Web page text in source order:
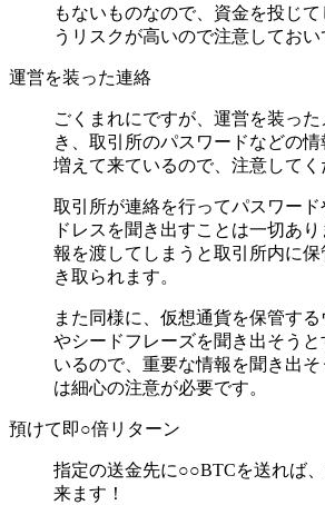
もないものなので、資金を投じ
うリスクが高いので注意しておい
運営を装った連絡
ごくまれにですが、運営を装っ
き、取引所のパスワードなどの
増えて来ているので、注意してく
取引所が連絡を行ってパスワー
ドレスを聞き出すことは一切あ
報を渡してしまうと取引所内に
き取られます。
また同様に、仮想通貨を保管す
やシードフレーズを聞き出そう
いるので、重要な情報を聞き出
は細心の注意が必要です。
預けて即○倍リターン
指定の送金先に○○BTCを送れば
来ます！